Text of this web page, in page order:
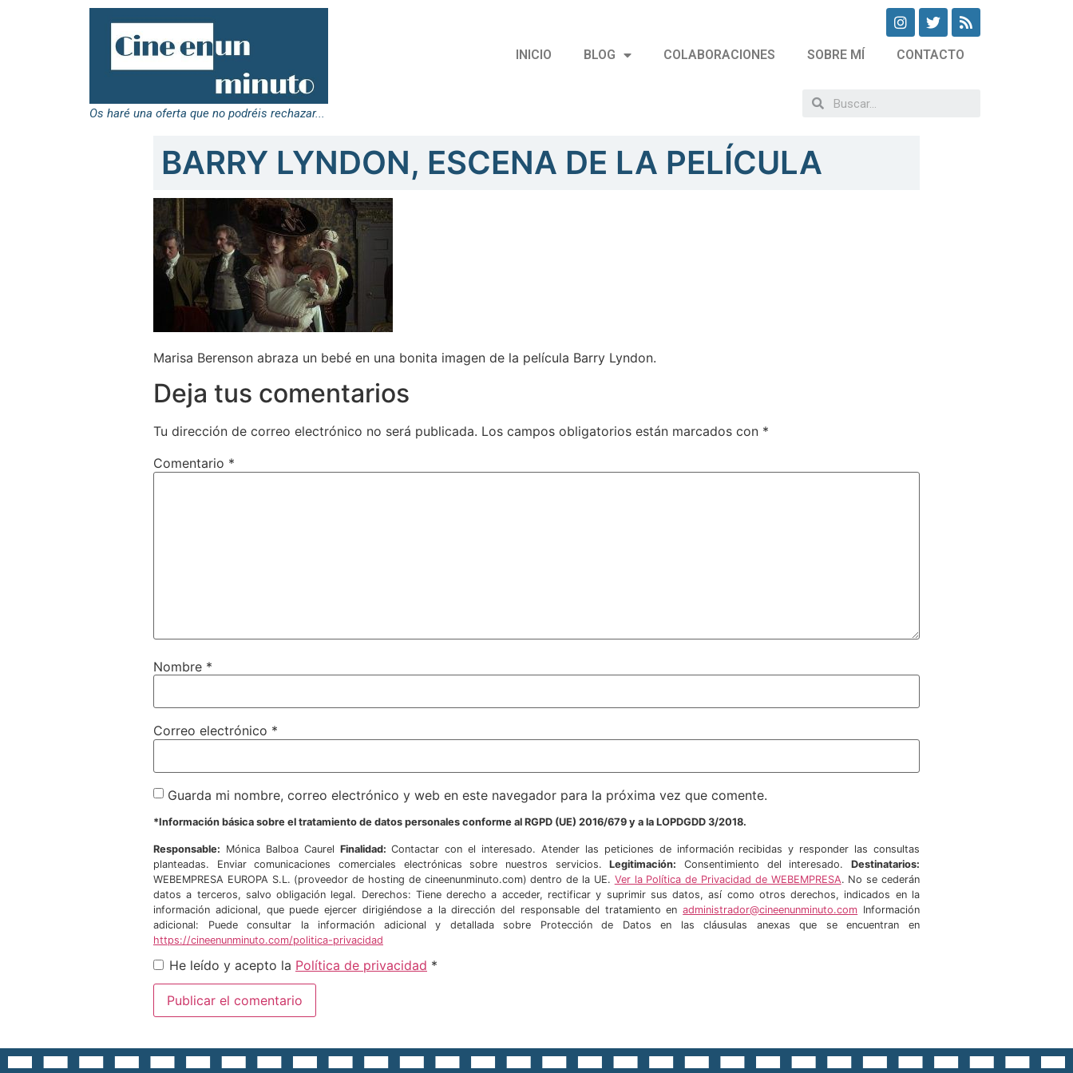
Os haré una oferta que no podréis rechazar...
INICIO BLOG COLABORACIONES SOBRE MÍ CONTACTO
BARRY LYNDON, ESCENA DE LA PELÍCULA
Marisa Berenson abraza un bebé en una bonita imagen de la película Barry Lyndon.
Deja tus comentarios
Tu dirección de correo electrónico no será publicada. Los campos obligatorios están marcados con *
Comentario *
Nombre *
Correo electrónico *
Guarda mi nombre, correo electrónico y web en este navegador para la próxima vez que comente.
*Información básica sobre el tratamiento de datos personales conforme al RGPD (UE) 2016/679 y a la LOPDGDD 3/2018.
Responsable: Mónica Balboa Caurel Finalidad: Contactar con el interesado. Atender las peticiones de información recibidas y responder las consultas
planteadas. Enviar comunicaciones comerciales electrónicas sobre nuestros servicios.Legitimación: Consentimiento del interesado.Destinatarios:
WEBEMPRESA EUROPA S.L. (proveedor de hosting de cineenunminuto.com) dentro de la UE. Ver la Política de Privacidad de WEBEMPRESA. No se cederán
datos a terceros, salvo obligación legal. Derechos: Tiene derecho a acceder, rectificar y suprimir sus datos, así como otros derechos, indicados en la
información adicional, que puede ejercer dirigiéndose a la dirección del responsable del tratamiento enadministrador@cineenunminuto.com Información
adicional: Puede consultar la información adicional y detallada sobre Protección de Datos en las cláusulas anexas que se encuentran en
https://cineenunminuto.com/politica-privacidad
He leído y acepto la Política de privacidad *